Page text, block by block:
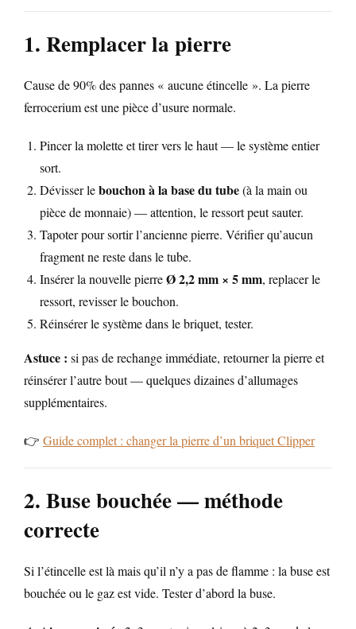
1. Remplacer la pierre
Cause de 90% des pannes « aucune étincelle ». La pierre
ferrocerium est une pièce d’usure normale.
Pincer la molette et tirer vers le haut — le système entier
sort.
Dévisser lebouchon à la base du tube(à la main ou
pièce de monnaie) — attention, le ressort peut sauter.
Tapoter pour sortir l’ancienne pierre. Vérifier qu’aucun
fragment ne reste dans le tube.
Insérer la nouvelle pierreØ 2,2 mm × 5 mm, replacer le
ressort, revisser le bouchon.
Réinsérer le système dans le briquet, tester.
Astuce : si pas de rechange immédiate, retourner la pierre et
réinsérer l’autre bout — quelques dizaines d’allumages
supplémentaires.
👉 Guide complet : changer la pierre d’un briquet Clipper
2. Buse bouchée — méthode
correcte
Si l’étincelle est là mais qu’il n’y a pas de flamme : la buse est
bouchée ou le gaz est vide. Tester d’abord la buse.